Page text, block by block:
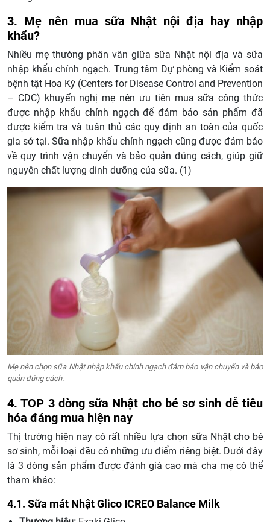
3. Mẹ nên mua sữa Nhật nội địa hay nhập
khẩu?
Nhiều mẹ thường phân vân giữa sữa Nhật nội địa và sữa
nhập khẩu chính ngạch. Trung tâm Dự phòng và Kiểm soát
bệnh tật Hoa Kỳ (Centers for Disease Control and Prevention
– CDC) khuyến nghị mẹ nên ưu tiên mua sữa công thức
được nhập khẩu chính ngạch để đảm bảo sản phẩm đã
được kiểm tra và tuân thủ các quy định an toàn của quốc
gia sở tại. Sữa nhập khẩu chính ngạch cũng được đảm bảo
về quy trình vận chuyển và bảo quản đúng cách, giúp giữ
nguyên chất lượng dinh dưỡng của sữa. (1)
Mẹ nên chọn sữa Nhật nhập khẩu chính ngạch đảm bảo vận chuyển và bảo
quản đúng cách.
4. TOP 3 dòng sữa Nhật cho bé sơ sinh dễ tiêu
hóa đáng mua hiện nay
Thị trường hiện nay có rất nhiều lựa chọn sữa Nhật cho bé
sơ sinh, mỗi loại đều có những ưu điểm riêng biệt. Dưới đây
là 3 dòng sản phẩm được đánh giá cao mà cha mẹ có thể
tham khảo:
4.1. Sữa mát Nhật Glico ICREO Balance Milk